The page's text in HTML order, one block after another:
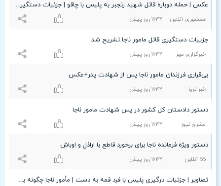
عکس | حمله دوباره قاتل شهید رنجبر به پلیس با چاقو | جزئیات دستگیری قاتل فراری مامور ناجا
همشهری آنلاین ۱۶۴۲ روز پیش
جزییات دستگیری قاتل مامور ناجا تشریح شد
خبرگزاری مهر ۱۶۴۲ روز پیش
بی‌قراری فرزندان مامور ناجا پس از شهادت پدر+عکس
خبر ثریا ۱۶۴۲ روز پیش
دستور دادستان کل کشور در پس شهادت مامور ناجا
مشرق نیوز ۱۶۴۲ روز پیش
دستور ویژه فرمانده ناجا برای برخورد‌ قاطع با اراذل و اوباش
55 آنلاین ۱۶۴۲ روز پیش
تصاویر | جزئیات درگیری پلیس با فرد قمه‌ به‌ دست | مأمور ناجا چگونه به شهادت رسید؟